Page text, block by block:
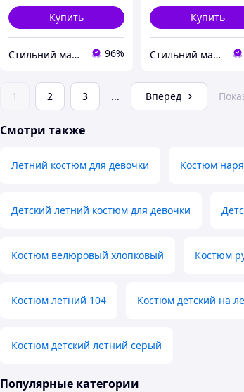
Купить
Стильний малюк 96%
Купить
Стильний малюк
1 2 3 ... Вперед
Смотри также
Летний костюм для девочки Костюм
Детский летний костюм для девочки
Костюм велюровый хлопковый Костюм
Костюм летний 104 Костюм детский на
Костюм детский летний серый
Популярные категории